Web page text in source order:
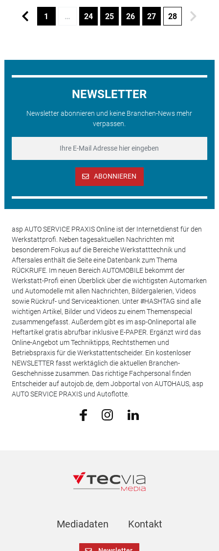
1 … 24 25 26 27 28
NEWSLETTER
Newsletter abonnieren und keine Branchen-News mehr
verpassen.
ABONNIEREN
asp AUTO SERVICE PRAXIS Online ist der Internetdienst für den
Werkstattprofi. Neben tagesaktuellen Nachrichten mit
besonderem Fokus auf die Bereiche Werkstatttechnik und
Aftersales enthält die Seite eine Datenbank zum Thema
RÜCKRUFE. Im neuen Bereich AUTOMOBILE bekommt der
Werkstatt-Profi einen Überblick über die wichtigsten Automarken
und Automodelle mit allen Nachrichten, Bildergalerien, Videos
sowie Rückruf- und Serviceaktionen. Unter #HASHTAG sind alle
wichtigen Artikel, Bilder und Videos zu einem Themenspecial
zusammengefasst. Außerdem gibt es im asp-Onlineportal alle
Heftartikel gratis abrufbar inklusive E-PAPER. Ergänzt wird das
Online-Angebot um Techniktipps, Rechtsthemen und
Betriebspraxis für die Werkstattentscheider. Ein kostenloser
NEWSLETTER fasst werktäglich die aktuellen Branchen-
Geschehnisse zusammen. Das richtige Fachpersonal finden
Entscheider auf autojob.de, dem Jobportal von AUTOHAUS, asp
AUTO SERVICE PRAXIS und Autoflotte.
Mediadaten Kontakt